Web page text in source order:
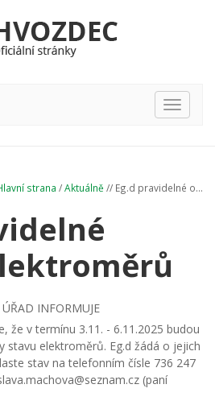
Hlavní
nabídka
strana /Aktuálně // Eg.d pravidelné o...
ÚŘAD INFORMUJE
že v termínu 3.11. - 6.11.2025 budou
stavu elektroměrů. Eg.d žádá o jejich
stav na telefonním čísle 736 247
(paní